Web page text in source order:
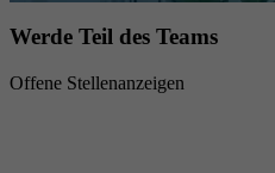
Werde Teil des Teams
Offene Stellenanzeigen